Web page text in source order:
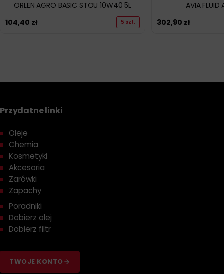
ORLEN AGRO BASIC STOU 10W40 5L
104,40 zł 5 szt.
AVIA FLUID
302,90 zł
Przydatne linki
Oleje
Chemia
Kosmetyki
Akcesoria
Żarówki
Zapachy
Poradniki
Dobierz olej
Dobierz filtr
TWOJE KONTO